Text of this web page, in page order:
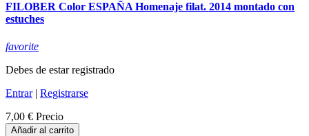
FILOBER Color ESPAÑA Homenaje filat. 2014 montado con
estuches
favorite
Debes de estar registrado
Entrar| Registrarse
7,00 € Precio
Añadir al carrito